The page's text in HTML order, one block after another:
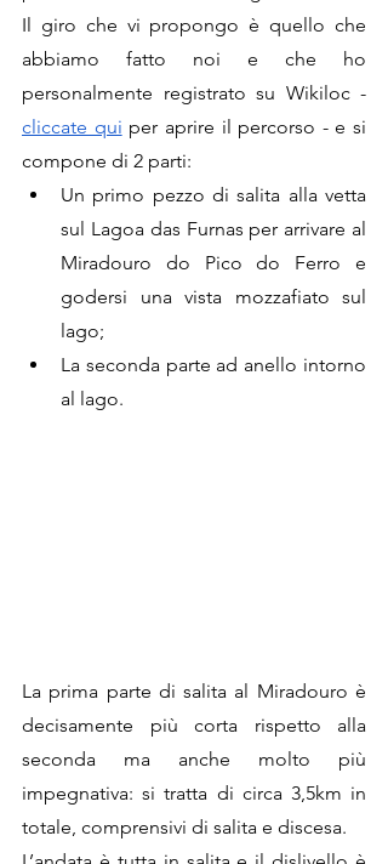
Il giro che vi propongo è quello che
abbiamo fatto noi e che ho
cliccate qui per aprire il percorso - e si
compone di 2 parti:
Un primo pezzo di salita alla vetta
sul Lagoa das Furnas per arrivare al
Miradouro do Pico do Ferro e
godersi una vista mozzafiato sul
lago;
La seconda parte ad anello intorno
al lago.
La prima parte di salita al Miradouro è
decisamente più corta rispetto alla
seconda ma anche molto più
impegnativa: si tratta di circa 3,5km in
totale, comprensivi di salita e discesa.